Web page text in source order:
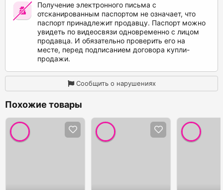
Получение электронного письма с
отсканированным паспортом не означает, что
паспорт принадлежит продавцу. Паспорт можно
увидеть по видеосвязи одновременно с лицом
продавца. И обязательно проверить его на
месте, перед подписанием договора купли-
продажи.
Сообщить о нарушениях
Похожие товары